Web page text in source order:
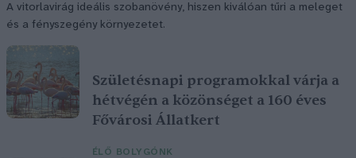
A vitorlavirág ideális szobanövény, hiszen kiválóan tűri a meleget
és a fényszegény környezetet.
Születésnapi programokkal várja a
hétvégén a közönséget a 160 éves
Fővárosi Állatkert
ÉLŐ BOLYGÓNK